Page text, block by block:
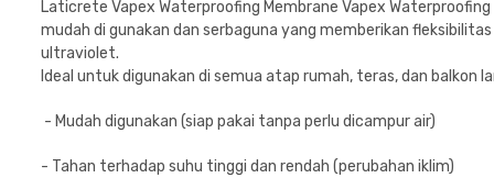
Laticrete Vapex Waterproofing Membrane Vapex
mudah di gunakan dan serbaguna yang memberikan
ultraviolet.
Ideal untuk digunakan di semua atap rumah, teras, dan balkon
- Mudah digunakan (siap pakai tanpa perlu dicampur air)
- Tahan terhadap suhu tinggi dan rendah (perubahan iklim)